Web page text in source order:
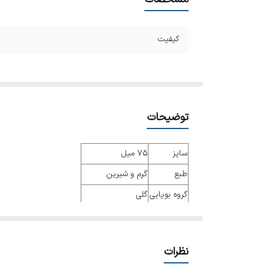
کیفیت
توضیحات
سایز
75 میل
طبع
گرم و شیرین
گروه بویاییگلی
نوع عطر
نظرات